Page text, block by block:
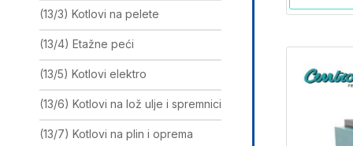
(13/3) Kotlovi na pelete
(13/4) Etažne peći
(13/5) Kotlovi elektro
(13/6) Kotlovi na lož ulje i spremnici
(13/7) Kotlovi na plin i oprema